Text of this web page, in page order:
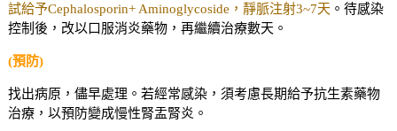
試給予Cephalosporin+ Aminoglycoside，靜脈注射3~7天 。待感染
控制後，改以口服消炎藥物，再繼續治療數天。
(預防)
找出病原，儘早處理。若經常感染，須考慮長期給予抗生素藥物
治療，以預防變成慢性腎盂腎炎。